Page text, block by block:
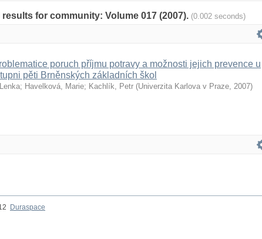
for community: Volume 017 (2007). (0.002 seconds)
poruch příjmu potravy a možnosti jejich prevence u
pěti Brněnských základních škol
; Havelková, Marie; Kachlík, Petr (Univerzita Karlova v Praze, 2007)
Duraspace